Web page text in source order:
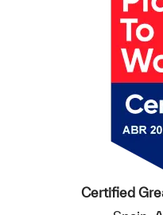
Certified